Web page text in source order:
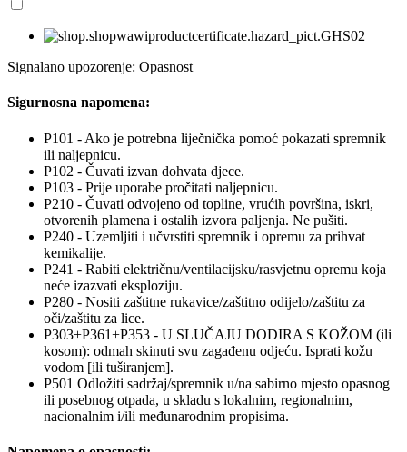
Signalano upozorenje: Opasnost
Sigurnosna napomena:
P101 - Ako je potrebna liječnička pomoć pokazati spremnik
ili naljepnicu.
P102 - Čuvati izvan dohvata djece.
P103 - Prije uporabe pročitati naljepnicu.
P210 - Čuvati odvojeno od topline, vrućih površina, iskri,
otvorenih plamena i ostalih izvora paljenja. Ne pušiti.
P240 - Uzemljiti i učvrstiti spremnik i opremu za prihvat
kemikalije.
P241 - Rabiti električnu/ventilacijsku/rasvjetnu opremu koja
neće izazvati eksploziju.
P280 - Nositi zaštitne rukavice/zaštitno odijelo/zaštitu za
oči/zaštitu za lice.
P303+P361+P353 - U SLUČAJU DODIRA S KOŽOM (ili
kosom): odmah skinuti svu zagađenu odjeću. Isprati kožu
vodom [ili tuširanjem].
P501 Odložiti sadržaj/spremnik u/na sabirno mjesto opasnog
ili posebnog otpada, u skladu s lokalnim, regionalnim,
nacionalnim i/ili međunarodnim propisima.